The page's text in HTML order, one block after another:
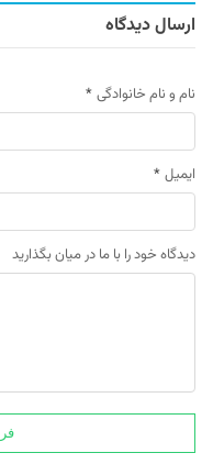
ارسال دیدگاه
نام و نام خانوادگی *
ایمیل *
دیدگاه خود را با ما در میان بگذارید